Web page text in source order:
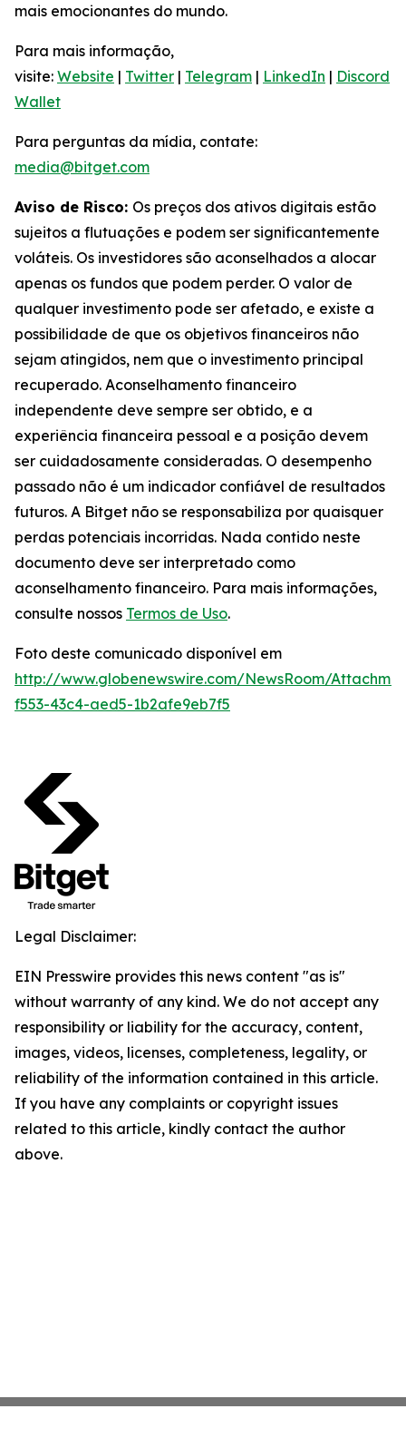
mais emocionantes do mundo.
Para mais informação,
visite: Website | Twitter | Telegram | LinkedIn | Discord
Wallet
Para perguntas da mídia, contate:
media@bitget.com
Aviso de Risco: Os preços dos ativos digitais estão
sujeitos a flutuações e podem ser significantemente
voláteis. Os investidores são aconselhados a alocar
apenas os fundos que podem perder. O valor de
qualquer investimento pode ser afetado, e existe a
possibilidade de que os objetivos financeiros não
sejam atingidos, nem que o investimento principal
recuperado. Aconselhamento financeiro
independente deve sempre ser obtido, e a
experiência financeira pessoal e a posição devem
ser cuidadosamente consideradas. O desempenho
passado não é um indicador confiável de resultados
futuros. A Bitget não se responsabiliza por quaisquer
perdas potenciais incorridas. Nada contido neste
documento deve ser interpretado como
aconselhamento financeiro. Para mais informações,
consulte nossos Termos de Uso.
Foto deste comunicado disponível em
http://www.globenewswire.com/NewsRoom/
f553-43c4-aed5-1b2afe9eb7f5
Legal Disclaimer:
EIN Presswire provides this news content "as is"
without warranty of any kind. We do not accept any
responsibility or liability for the accuracy, content,
images, videos, licenses, completeness, legality, or
reliability of the information contained in this article.
If you have any complaints or copyright issues
related to this article, kindly contact the author
above.